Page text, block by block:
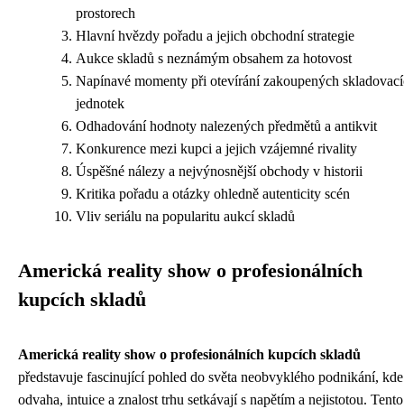
prostorech
Hlavní hvězdy pořadu a jejich obchodní strategie
Aukce skladů s neznámým obsahem za hotovost
Napínavé momenty při otevírání zakoupených
jednotek
Odhadování hodnoty nalezených předmětů a antikvit
Konkurence mezi kupci a jejich vzájemné rivality
Úspěšné nálezy a nejvýnosnější obchody v historii
Kritika pořadu a otázky ohledně autenticity scén
Vliv seriálu na popularitu aukcí skladů
Americká reality show o profesionálních
kupcích skladů
Americká reality show o profesionálních kupcích skladů
představuje fascinující pohled do světa neobvyklého podnikání, kde
odvaha, intuice a znalost trhu setkávají s napětím a nejistotou. Tento